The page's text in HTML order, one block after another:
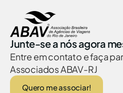
Junte-se a nós agora
Entre em contato e faça
Associados ABAV-RJ
Quero me associar!